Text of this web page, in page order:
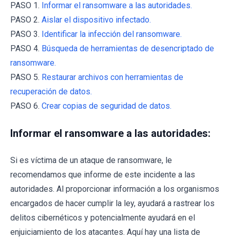
PASO 1. Informar el ransomware a las autoridades.
PASO 2. Aislar el dispositivo infectado.
PASO 3. Identificar la infección del ransomware.
PASO 4. Búsqueda de herramientas de desencriptado de
ransomware.
PASO 5. Restaurar archivos con herramientas de
recuperación de datos.
PASO 6. Crear copias de seguridad de datos.
Informar el ransomware a las autoridades:
Si es víctima de un ataque de ransomware, le
recomendamos que informe de este incidente a las
autoridades. Al proporcionar información a los organismos
encargados de hacer cumplir la ley, ayudará a rastrear los
delitos cibernéticos y potencialmente ayudará en el
enjuiciamiento de los atacantes. Aquí hay una lista de